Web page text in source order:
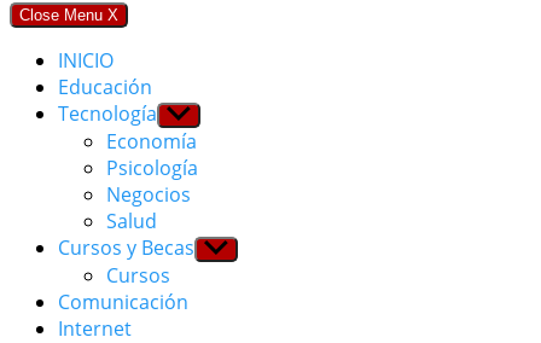
Close Menu X
INICIO
Educación
Tecnología Show
sub
menu
Economía
Psicología
Negocios
Salud
Cursos y Becas Show
sub
Cursos
Comunicación
Internet